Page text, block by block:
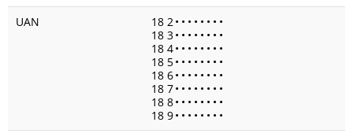
UAN
18 2• • • • • • • •
18 3• • • • • • • •
18 4• • • • • • • •
18 5• • • • • • • •
18 6• • • • • • • •
18 7• • • • • • • •
18 8• • • • • • • •
18 9• • • • • • • •